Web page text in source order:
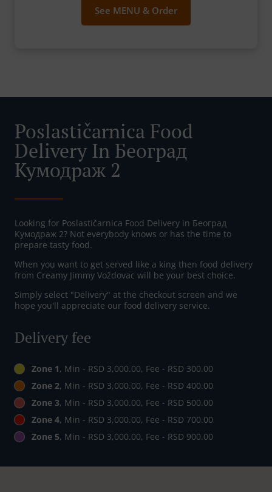
See MENU & Order
Poslastičarnica Food
Delivery In Београд
Кумодраж 2
Looking for Poslastičarnica Food Delivery in Београд
Кумодраж 2? Not everybody knows or has the time to
prepare tasty food.
When you want to get served like a king then food delivery
from Creamy Jimmy Voždovac will be your best choice.
Simply select "Delivery" at the checkout screen and we
hope you'll appreciate our food delivery service.
Delivery fee
Zone 1, Min - RSD 3,000.00, Fee - RSD 300.00
Zone 2, Min - RSD 3,000.00, Fee - RSD 400.00
Zone 3, Min - RSD 3,000.00, Fee - RSD 500.00
Zone 4, Min - RSD 3,000.00, Fee - RSD 700.00
Zone 5, Min - RSD 3,000.00, Fee - RSD 900.00